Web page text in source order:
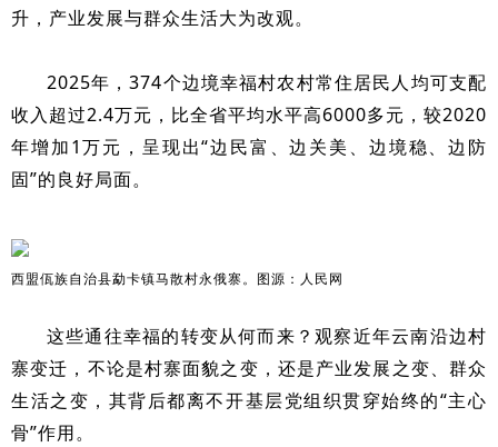
升，产业发展与群众生活大为改观。
2025年，374个边境幸福村农村常住居民人均可支配
收入超过2.4万元，比全省平均水平高6000多元，较2020
年增加1万元，呈现出“边民富、边关美、边境稳、边防
固”的良好局面。
西盟佤族自治县勐卡镇马散村永俄寨。图源：人民网
这些通往幸福的转变从何而来？观察近年云南沿边村
寨变迁，不论是村寨面貌之变，还是产业发展之变、群众
生活之变，其背后都离不开基层党组织贯穿始终的“主心
骨”作用。